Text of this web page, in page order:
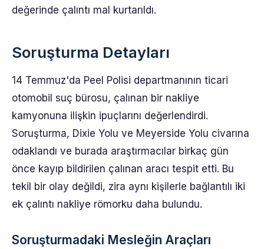
değerinde çalıntı mal kurtarıldı.
Soruşturma Detayları
14 Temmuz'da Peel Polisi departmanının ticari
otomobil suç bürosu, çalınan bir nakliye
kamyonuna ilişkin ipuçlarını değerlendirdi.
Soruşturma, Dixie Yolu ve Meyerside Yolu civarına
odaklandı ve burada araştırmacılar birkaç gün
önce kayıp bildirilen çalınan aracı tespit etti. Bu
tekil bir olay değildi, zira aynı kişilerle bağlantılı iki
ek çalıntı nakliye römorku daha bulundu.
Soruşturmadaki Mesleğin Araçları